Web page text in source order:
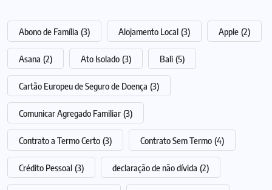
Abono de Família (3) Alojamento Local (3) Apple (2)
Asana (2) Ato Isolado (3) Bali (5)
Cartão Europeu de Seguro de Doença (3)
Comunicar Agregado Familiar (3)
Contrato a Termo Certo (3) Contrato Sem Termo (4)
Crédito Pessoal (3) declaração de não dívida (2)